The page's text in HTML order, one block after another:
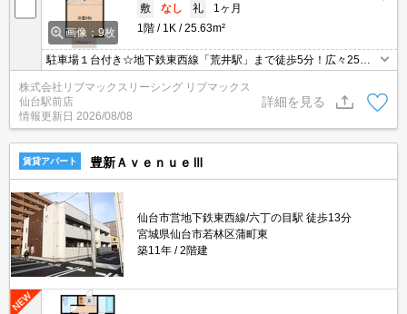
画像：9枚
敷
なし 礼
1ヶ月
1階
1K 25.63m²
駐車場１台付き☆地下鉄東西線「荒井駅」まで徒歩5分！広々25㎡
の1K。洗髪洗面化粧台・ロフト付きです。コンビニ・スーパーも近
くお買物も便利です。
株式会社リブマックスリーシング リブマックス
仙台駅前店
情報更新日 2026/08/08
詳細を見る
賃貸アパート 豊新ＡｖｅｎｕｅⅢ
仙台市営地下鉄東西線/六丁の目駅 徒歩13分
宮城県仙台市若林区蒲町東
築11年
2階建